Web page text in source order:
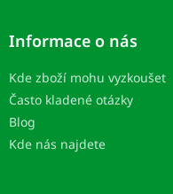
Informace o nás
Kde zboží mohu vyzkoušet
Často kladené otázky
Blog
Kde nás najdete